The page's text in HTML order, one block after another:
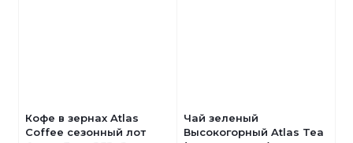
Кофе в зернах Atlas
Coffee сезонный лот
Чай зеленый
Высокогорный Atlas Tea